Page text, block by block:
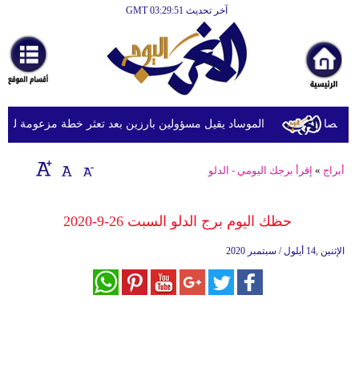
آخر تحديث GMT 03:29:51
أخبارعاجلة
رياضة
ثقافة
إقتصاد
وموسيقى
الموساد يقيل مسؤولين بارزين بعد تعثر خطة مزعومة لتغيير
أبراج » إقرأ برجك اليومي - الدلو
حظك اليوم برج الدلو السبت 26-9-2020
الإثنين ,14 أيلول / سبتمبر 2020